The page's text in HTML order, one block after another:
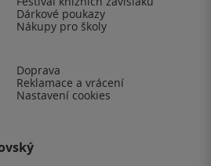
Dárkové poukazy
Nákupy pro školy
Doprava
Reklamace a vrácení
Nastavení cookies